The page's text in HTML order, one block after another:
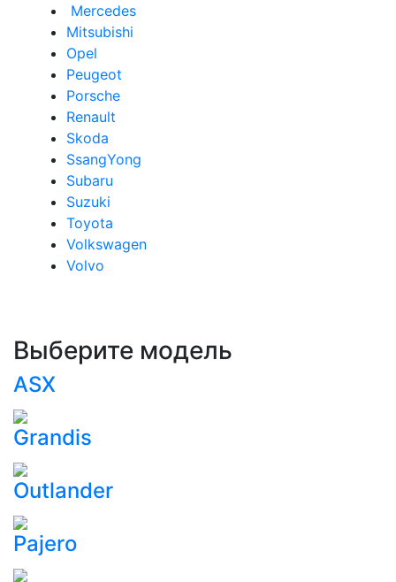
Mercedes
Mitsubishi
Opel
Peugeot
Porsche
Renault
Skoda
SsangYong
Subaru
Suzuki
Toyota
Volkswagen
Volvo
Выберите модель
ASX
Grandis
Outlander
Pajero